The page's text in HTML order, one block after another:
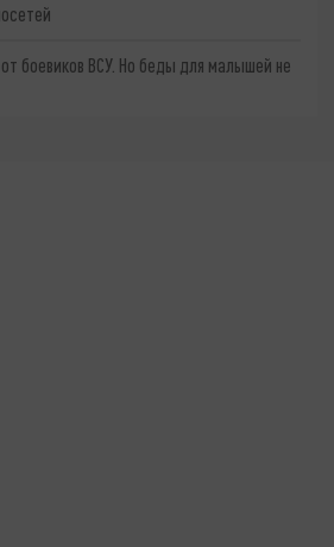
боевиков ВСУ. Но беды для малышей не